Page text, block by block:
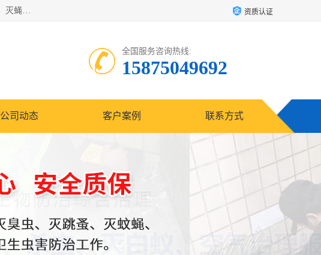
江门市瑞可环境科技有限公司是具有白蚁防治资质的大型专业除四害公司;专业灭老鼠、灭臭虫、灭蟑螂、灭跳蚤、灭蚊、灭蝇、灭白蚁、防蛇等各种害虫的防治。经过多年的努力，公司发展成为集PCO研究、生物制药、害虫防治于一体的专业杀虫灭鼠公司。 资质认证
全国服务咨询热线:
15875049692
公司动态 客户案例 联系方式